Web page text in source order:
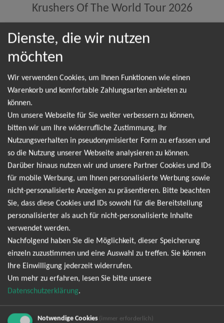
Krushers Of The World Tour 2026
Leider gibt es aktuell von Kreator keine Termine.
Wir informieren dich jedoch gerne direkt, sobald
es neue Termine gibt. Einfach hier für den Kreator
Newsletter anmelden und keine Angebote und
Tourdaten mehr verpassen!
Ich möchte den regelmäßig erscheinenden Newsletter
abonnieren und bin daher mit einer Speicherung meiner E-
Mail-Adresse zum Zweck der Zustellung des Newsletters
entsprechend der
Newsletter kann ich jederzeit wieder abbestellen.
Dienste, die wir nutzen
möchten
Wir verwenden Cookies, um Ihnen Funktionen wie einen
Warenkorb und komfortable Zahlungsarten anbieten zu
können.
Um unsere Webseite für Sie weiter verbessern zu können,
bitten wir um Ihre widerrufliche Zustimmung, Ihr
Nutzungsverhalten in pseudonymisierter Form zu erfassen und
so die Nutzung unserer Webseite analysieren zu können.
Darüber hinaus nutzen wir und unsere Partner Cookies und IDs
für mobile Werbung, um Ihnen personalisierte Werbung sowie
nicht-personalisierte Anzeigen zu präsentieren. Bitte beachten
Sie, dass diese Cookies und IDs sowohl für die Bereitstellung
personalisierter als auch für nicht-personalisierte Inhalte
verwendet werden.
Nachfolgend haben Sie die Möglichkeit, dieser Speicherung
einzeln zuzustimmen und eine Auswahl zu treffen. Sie können
Ihre Einwilligung jederzeit widerrufen.
Um mehr zu erfahren, lesen Sie bitte unsere
Datenschutzerklärung.
Notwendige Cookies (immer erforderlich)